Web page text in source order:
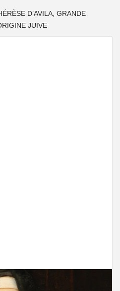
D’AVILA, GRANDE
JUIVE